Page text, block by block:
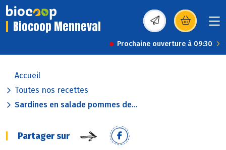
Biocoop Menneval (s’ouvre dans une
Prochaine ouverture à 09:30
Accueil
Toutes nos recettes
Sardines en salade pommes de...
Partager sur